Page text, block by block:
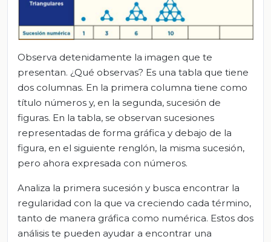
Observa detenidamente la imagen que te
presentan. ¿Qué observas? Es una tabla que tiene
dos columnas. En la primera columna tiene como
título números y, en la segunda, sucesión de
figuras. En la tabla, se observan sucesiones
representadas de forma gráfica y debajo de la
figura, en el siguiente renglón, la misma sucesión,
pero ahora expresada con números.
Analiza la primera sucesión y busca encontrar la
regularidad con la que va creciendo cada término,
tanto de manera gráfica como numérica. Estos dos
análisis te pueden ayudar a encontrar una